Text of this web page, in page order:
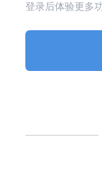
登录后体验更多